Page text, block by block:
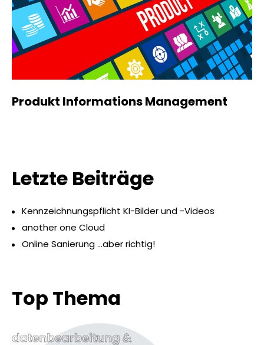
Produkt Informations Management
Letzte Beiträge
Kennzeichnungspflicht KI-Bilder und -Videos
another one Cloud
Online Sanierung …aber richtig!
Top Thema